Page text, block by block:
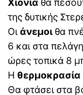
της δυτικής
Οι άνεμοιθα
6 και στα
ώρες τοπικά 8
Η θερμοκρασία
Θα φτάσει στα